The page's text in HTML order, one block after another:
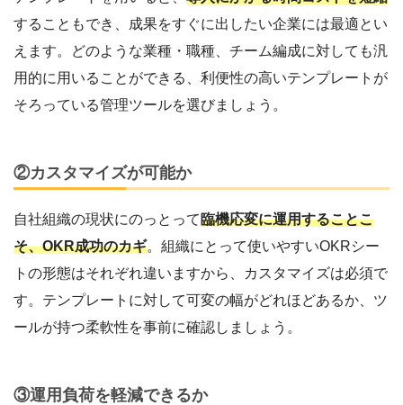
することもでき、成果をすぐに出したい企業には最適とい
えます。どのような業種・職種、チーム編成に対しても汎
用的に用いることができる、利便性の高いテンプレートが
そろっている管理ツールを選びましょう。
②カスタマイズが可能か
自社組織の現状にのっとって臨機応変に運用することこ
そ、OKR成功のカギ。組織にとって使いやすいOKRシー
トの形態はそれぞれ違いますから、カスタマイズは必須で
す。テンプレートに対して可変の幅がどれほどあるか、ツ
ールが持つ柔軟性を事前に確認しましょう。
③運用負荷を軽減できるか